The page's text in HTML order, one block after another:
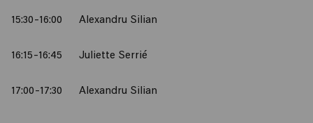
15:30-16:00 Alexandru Silian​
16:15-16:45 Juliette Serrié
17:00-17:30 Alexandru Silian